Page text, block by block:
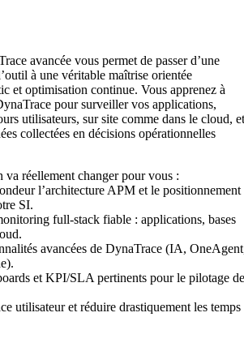
avancée vous permet de passer d’une
à une véritable maîtrise orientée
et optimisation continue. Vous apprenez à
pour surveiller vos applications,
utilisateurs, sur site comme dans le cloud, et
collectées en décisions opérationnelles
va réellement changer pour vous :
l’architecture APM et le positionnement
SI.
full-stack fiable : applications, bases
avancées de DynaTrace (IA,
et KPI/SLA pertinents pour le pilotage de
utilisateur et réduire drastiquement les temps